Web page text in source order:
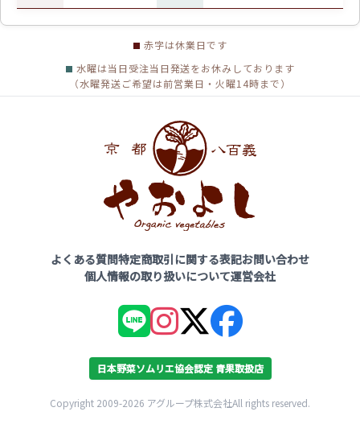
赤字は休業日です
水曜は当日受注当日発送をお休みしております
（水曜発送ご希望は前営業日・火曜14時まで）
よくある質問特定商取引に関する表記お問い合わせ
個人情報の取り扱いについて運営会社
日本野菜ソムリエ協会認定 青果取扱店
Copyright 2009-2026 アグループ株式会社All rights reserved.